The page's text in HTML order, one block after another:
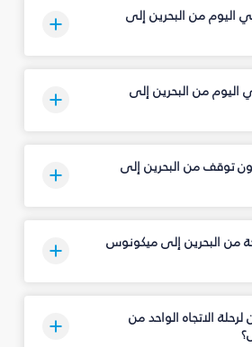
اليوم من البحرين إلى
اليوم من البحرين إلى
توقف من البحرين إلى
من البحرين إلى ميكونوس
لرحلة الاتجاه الواحد من